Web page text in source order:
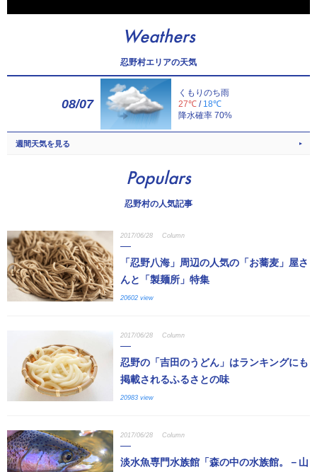
Weathers
忍野村エリアの天気
08/07
くもりのち雨
27℃ / 18℃
降水確率 70%
週間天気を見る
Populars
忍野村の人気記事
2017/06/28 Column
「忍野八海」周辺の人気の「お蕎麦」屋さ
んと「製麺所」特集
20602 view
2017/06/28 Column
忍野の「吉田のうどん」はランキングにも
掲載されるふるさとの味
20983 view
2017/06/28 Column
淡水魚専門水族館「森の中の水族館。－山